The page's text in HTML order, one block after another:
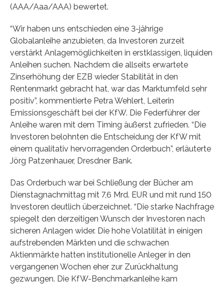
(AAA/Aaa/AAA) bewertet.
“Wir haben uns entschieden eine 3-jährige
Globalanleihe anzubieten, da Investoren zurzeit
verstärkt Anlagemöglichkeiten in erstklassigen, liquiden
Anleihen suchen. Nachdem die allseits erwartete
Zinserhöhung der EZB wieder Stabilität in den
Rentenmarkt gebracht hat, war das Marktumfeld sehr
positiv”, kommentierte Petra Wehlert, Leiterin
Emissionsgeschäft bei der KfW. Die Federführer der
Anleihe waren mit dem Timing äußerst zufrieden. “Die
Investoren belohnten die Entscheidung der KfW mit
einem qualitativ hervorragenden Orderbuch”, erläuterte
Jörg Patzenhauer, Dresdner Bank.
Das Orderbuch war bei Schließung der Bücher am
Dienstagnachmittag mit 7,6 Mrd. EUR und mit rund 150
Investoren deutlich überzeichnet. “Die starke Nachfrage
spiegelt den derzeitigen Wunsch der Investoren nach
sicheren Anlagen wider. Die hohe Volatilität in einigen
aufstrebenden Märkten und die schwachen
Aktienmärkte hatten institutionelle Anleger in den
vergangenen Wochen eher zur Zurückhaltung
gezwungen. Die KfW-Benchmarkanleihe kam